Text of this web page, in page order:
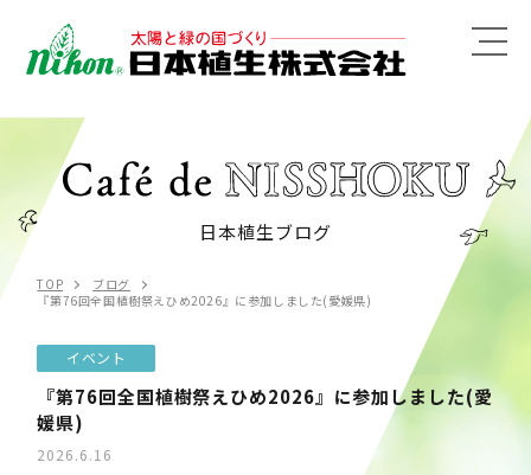
MENU
日本植生ブログ
TOP
ブログ
『第76回全国植樹祭えひめ2026』に参加しました(愛媛県)
イベント
『第76回全国植樹祭えひめ2026』に参加しました(愛
媛県)
2026.6.16